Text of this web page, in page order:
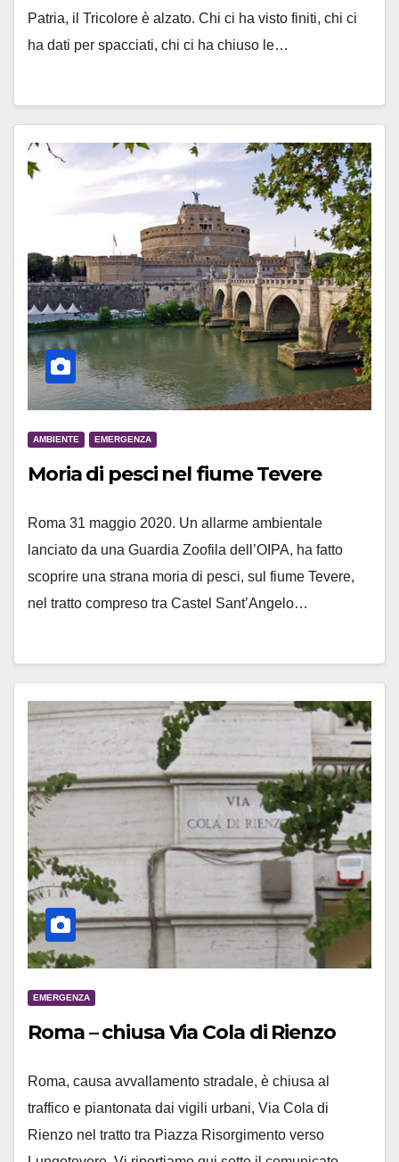
Patria, il Tricolore è alzato. Chi ci ha visto finiti, chi ci
ha dati per spacciati, chi ci ha chiuso le…
AMBIENTE EMERGENZA
Moria di pesci nel fiume Tevere
Roma 31 maggio 2020. Un allarme ambientale
lanciato da una Guardia Zoofila dell’OIPA, ha fatto
scoprire una strana moria di pesci, sul fiume Tevere,
nel tratto compreso tra Castel Sant’Angelo…
EMERGENZA
Roma – chiusa Via Cola di Rienzo
Roma, causa avvallamento stradale, è chiusa al
traffico e piantonata dai vigili urbani, Via Cola di
Rienzo nel tratto tra Piazza Risorgimento verso